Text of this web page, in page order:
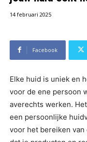
14 februari 2025
Facebook
Elke huid is uniek en
voor de ene persoon
averechts werken.
een persoonlijke
voor het bereiken